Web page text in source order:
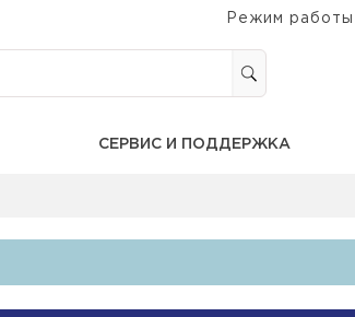
Режим работы
СЕРВИС И ПОДДЕРЖКА